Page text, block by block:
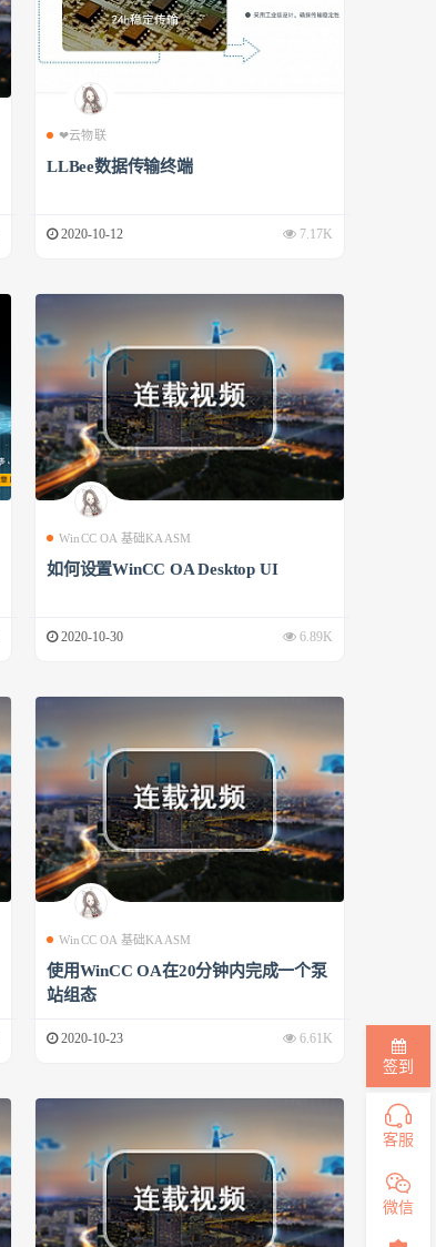
❤云物联
LLBee数据传输终端
2020-10-12 7.17K
WinCC OA 基础KAASM
如何设置WinCC OA Desktop UI
2020-10-30 6.89K
WinCC OA 基础KAASM
使用WinCC OA在20分钟内完成一个泵
站组态
2020-10-23 6.61K
签到
客服
微信